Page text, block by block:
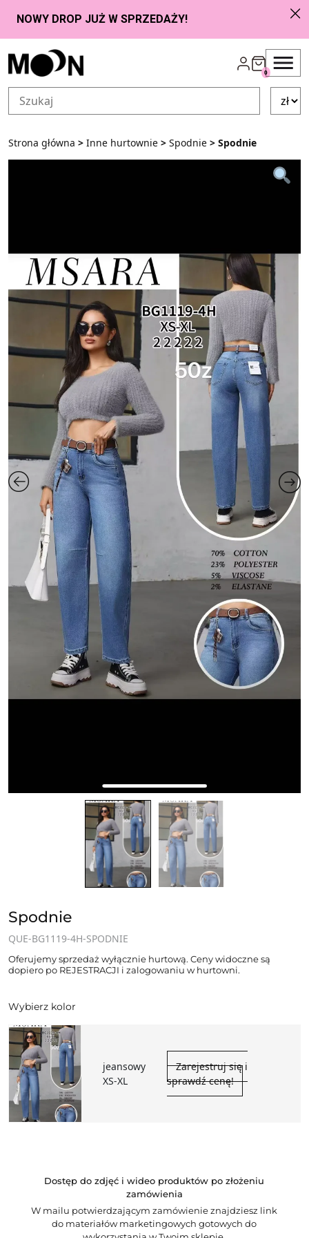
Przejdź do zawartości
0
Strona główna > Inne hurtownie > Spodnie > Spodnie
Spodnie
QUE-BG1119-4H-SPODNIE
Oferujemy sprzedaż wyłącznie hurtową. Ceny widoczne są
dopiero po REJESTRACJI i zalogowaniu w hurtowni.
Wybierz kolor
jeansowy
XS-XL
Zarejestruj się i
sprawdź cenę!
Dostęp do zdjęć i wideo produktów po złożeniu
zamówienia
W mailu potwierdzającym zamówienie znajdziesz link
do materiałów marketingowych gotowych do